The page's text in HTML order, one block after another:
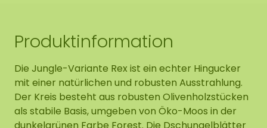
Produktinformation
Die Jungle-Variante Rex ist ein echter Hingucker
mit einer natürlichen und robusten Ausstrahlung.
Der Kreis besteht aus robusten Olivenholzstücken
als stabile Basis, umgeben von Öko-Moos in der